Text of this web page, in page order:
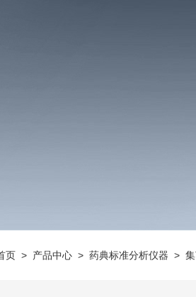
页 > 产品中心 >药典标准分析仪器 >